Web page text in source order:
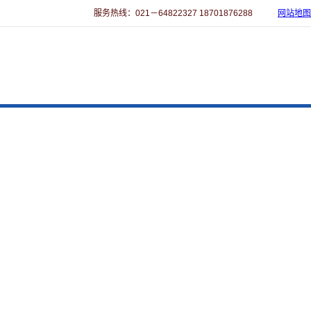
服务热线：021－64822327 18701876288 网站地图